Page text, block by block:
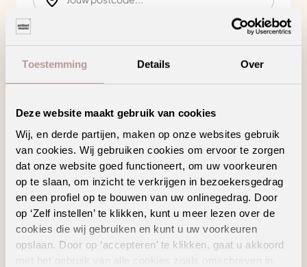
Toestemming Details Over
Deze website maakt gebruik van cookies
Wij, en derde partijen, maken op onze websites gebruik
van cookies. Wij gebruiken cookies om ervoor te zorgen
dat onze website goed functioneert, om uw voorkeuren
op te slaan, om inzicht te verkrijgen in bezoekersgedrag
en een profiel op te bouwen van uw onlinegedrag. Door
op ‘Zelf instellen’ te klikken, kunt u meer lezen over de
cookies die wij gebruiken en kunt u uw voorkeuren
opslaan. Door op ‘accepteren’ te klikken, gaat u akkoord
Product kenmerken
Ontworpen om perfect aan te sluiten op jouw
vloer
Zelfklevend